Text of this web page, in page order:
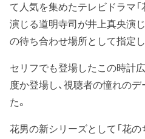
て人気を集めたテレビドラマ「
演じる道明寺司が井上真央演
の待ち合わせ場所として指定
セリフでも登場したこの時計
度か登場し、視聴者の憧れの
た。
花男の新シリーズとして「花の